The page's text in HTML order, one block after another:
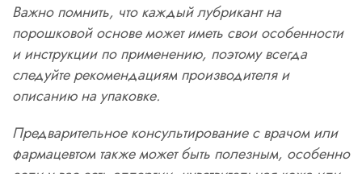
Важно помнить, что каждый лубрикант на
порошковой основе может иметь свои особенности
и инструкции по применению, поэтому всегда
следуйте рекомендациям производителя и
описанию на упаковке.
Предварительное консультирование с врачом или
фармацевтом также может быть полезным, особенно